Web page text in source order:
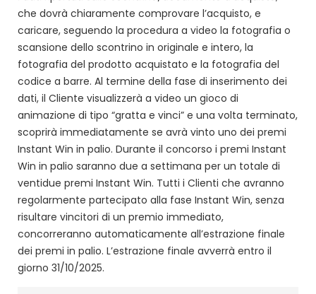
che dovrà chiaramente comprovare l’acquisto, e
caricare, seguendo la procedura a video la fotografia o
scansione dello scontrino in originale e intero, la
fotografia del prodotto acquistato e la fotografia del
codice a barre. Al termine della fase di inserimento dei
dati, il Cliente visualizzerà a video un gioco di
animazione di tipo “gratta e vinci” e una volta terminato,
scoprirà immediatamente se avrà vinto uno dei premi
Instant Win in palio. Durante il concorso i premi Instant
Win in palio saranno due a settimana per un totale di
ventidue premi Instant Win. Tutti i Clienti che avranno
regolarmente partecipato alla fase Instant Win, senza
risultare vincitori di un premio immediato,
concorreranno automaticamente all’estrazione finale
dei premi in palio. L’estrazione finale avverrà entro il
giorno 31/10/2025.